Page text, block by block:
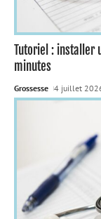
Tutoriel : installer
minutes
Grossesse 4 juillet